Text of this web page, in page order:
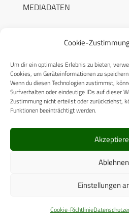
Cookie-
Um dir ein optimales Erlebnis zu bieten,
Cookies, um Geräteinformationen zu
Wenn du diesen Technologien zustimmst,
Surfverhalten oder eindeutige IDs auf dieser
Zustimmung nicht erteilst oder zurückziehst,
Funktionen beeinträchtigt werden.
Ablehnen
Einstellungen
Cookie-Richtlinie
MEDIADATEN
RECHTLICHES
Datenschutzerklärung
Cookie-Richtlinie (EU)
© 2025 CPM GmbH – Alle